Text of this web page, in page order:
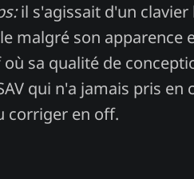
il s'agissait d'un
malgré son apparence
sa qualité de
qui n'a jamais pris
corriger en off.